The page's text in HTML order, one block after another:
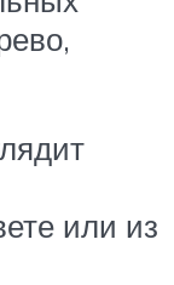
или из